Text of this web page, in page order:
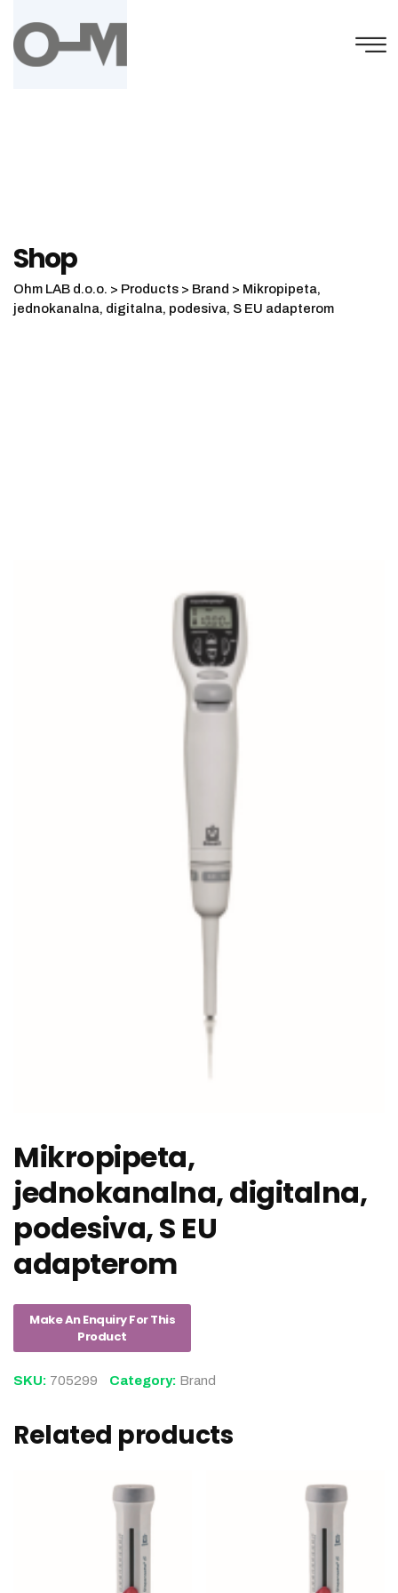
content
Shop
Ohm LAB d.o.o. > Products > Brand > Mikropipeta,
jednokanalna, digitalna, podesiva, S EU adapterom
Mikropipeta,
jednokanalna, digitalna,
podesiva, S EU
adapterom
SKU: 705299 Category: Brand
Related products